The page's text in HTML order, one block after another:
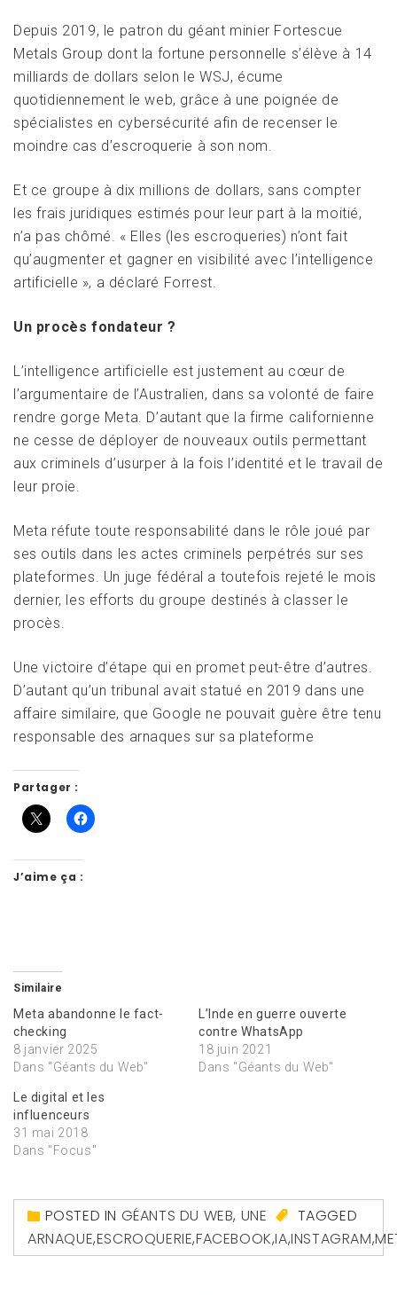
Depuis 2019, le patron du géant minier Fortescue
Metals Group dont la fortune personnelle s’élève à 14
milliards de dollars selon le WSJ, écume
quotidiennement le web, grâce à une poignée de
spécialistes en cybersécurité afin de recenser le
moindre cas d’escroquerie à son nom.
Et ce groupe à dix millions de dollars, sans compter
les frais juridiques estimés pour leur part à la moitié,
n’a pas chômé. « Elles (les escroqueries) n’ont fait
qu’augmenter et gagner en visibilité avec l’intelligence
artificielle », a déclaré Forrest.
Un procès fondateur ?
L’intelligence artificielle est justement au cœur de
l’argumentaire de l’Australien, dans sa volonté de faire
rendre gorge Meta. D’autant que la firme californienne
ne cesse de déployer de nouveaux outils permettant
aux criminels d’usurper à la fois l’identité et le travail de
leur proie.
Meta réfute toute responsabilité dans le rôle joué par
ses outils dans les actes criminels perpétrés sur ses
plateformes. Un juge fédéral a toutefois rejeté le mois
dernier, les efforts du groupe destinés à classer le
procès.
Une victoire d’étape qui en promet peut-être d’autres.
D’autant qu’un tribunal avait statué en 2019 dans une
affaire similaire, que Google ne pouvait guère être tenu
responsable des arnaques sur sa plateforme
Partager :
J’aime ça :
Similaire
Meta abandonne le fact-
checking
8 janvier 2025
Dans "Géants du Web"
L’Inde en guerre ouverte
contre WhatsApp
18 juin 2021
Dans "Géants du Web"
Le digital et les
influenceurs
31 mai 2018
Dans "Focus"
POSTED IN GÉANTS DU WEB, UNE
TAGGED
ARNAQUE,ESCROQUERIE,FACEBOOK,IA,INSTAGRAM,